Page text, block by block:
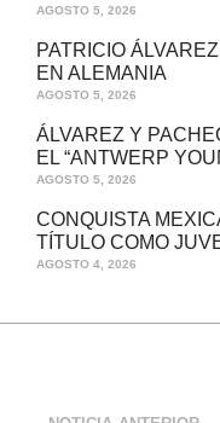
AGOSTO 5, 2026
PATRICIO
EN ALEMANIA
AGOSTO 5, 2026
ÁLVAREZ Y
EL “ANTWERP
AGOSTO 5, 2026
CONQUISTA
TÍTULO COMO
AGOSTO 4, 2026